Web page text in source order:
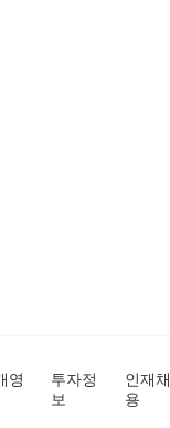
영
투자정
보
인재채
용